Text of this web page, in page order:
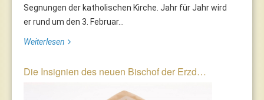
Segnungen der katholischen Kirche. Jahr für Jahr wird
er rund um den 3. Februar...
Weiterlesen
Die Insignien des neuen Bischof der Erzd…